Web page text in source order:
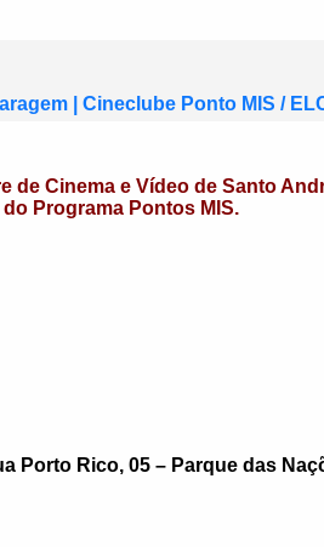
| Cineclube Ponto MIS /
de Cinema e Vídeo de Santo
do Programa Pontos MIS.
Porto Rico, 05 – Parque das